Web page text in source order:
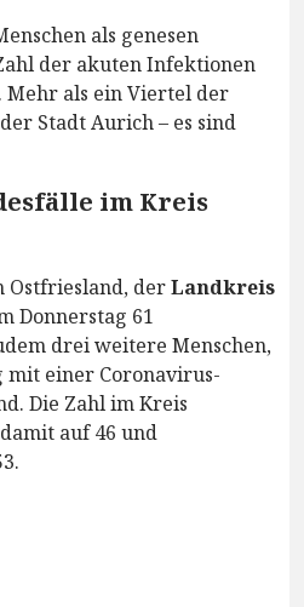
als genesen
der akuten Infektionen
Mehr als ein Viertel der
Stadt Aurich – es sind
im Kreis
derLandkreis
Donnerstag 61
drei weitere Menschen,
mit einer Coronavirus-
Die Zahl im Kreis
auf 46 und